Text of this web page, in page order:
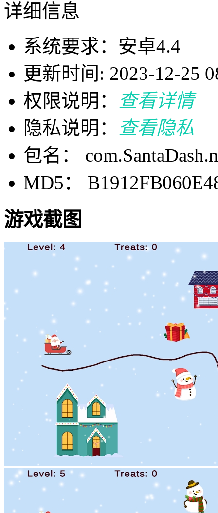
详细信息
系统要求：安卓4.4
更新时间: 2023-12-25
权限说明：
查看详情
隐私说明：
查看隐私
包名：
MD5：
游戏截图